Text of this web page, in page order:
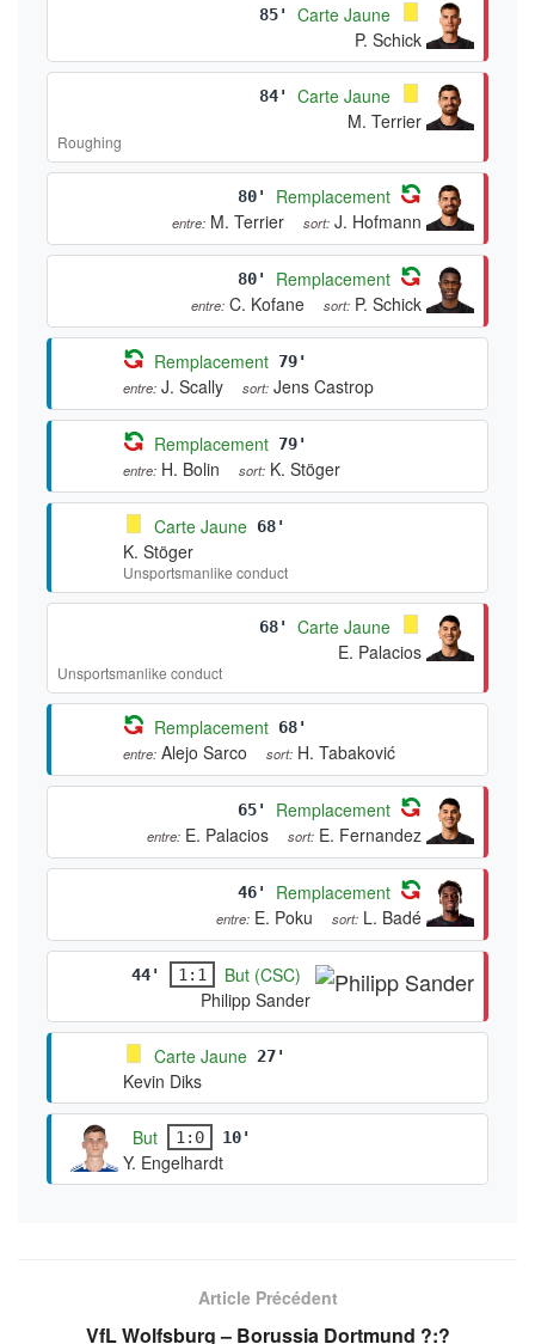
85'
Carte Jaune
P. Schick
84'
Carte Jaune
M. Terrier
Roughing
80' Remplacement
entre: M. Terrier sort: J. Hofmann
80' Remplacement
entre: C. Kofane sort: P. Schick
Remplacement
entre: J. Scally sort: Jens Castrop
Remplacement
entre: H. Bolin sort: K. Stöger
Carte Jaune
K. Stöger
Unsportsmanlike conduct
68'
Carte Jaune
E. Palacios
Unsportsmanlike conduct
Remplacement
entre: Alejo Sarco
sort: H. Tabaković
65' Remplacement
entre: E. Palacios sort: E. Fernandez
46' Remplacement
entre: E. Poku sort: L. Badé
1:1
But (CSC)
Philipp Sander
Kevin Diks
But 1:0 10'
Y. Engelhardt